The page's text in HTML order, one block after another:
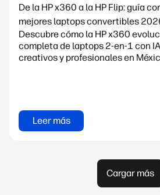
De la HP x360 a la HP Flip: guía
mejores laptops convertibles
Descubre cómo la HP x360
completa de laptops 2-en-1 con
creativos y profesionales en
Leer más
Cargar más